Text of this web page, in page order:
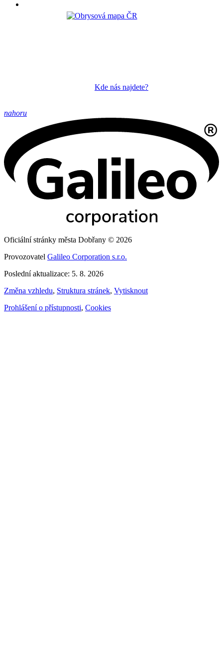
Kde nás najdete?
nahoru
Oficiální stránky města Dobřany © 2026
Provozovatel Galileo Corporation s.r.o.
Poslední aktualizace: 5. 8. 2026
Změna vzhledu, Struktura stránek, Vytisknout
Prohlášení o přístupnosti, Cookies